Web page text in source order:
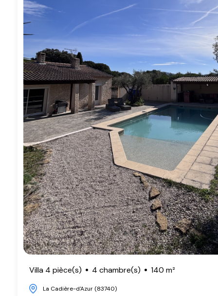
Villa 4 pièce(s) 4 chambre(s) 140 m²
La Cadière-d'Azur (83740)